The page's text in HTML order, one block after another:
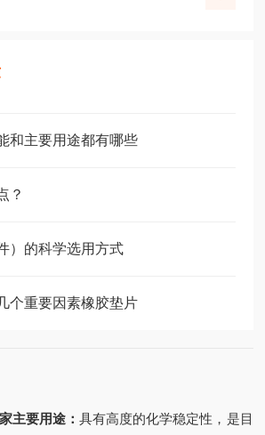
和主要用途都有哪些
？
）的科学选用方式
个重要因素橡胶垫片
主要用途：具有高度的化学稳定性，是目